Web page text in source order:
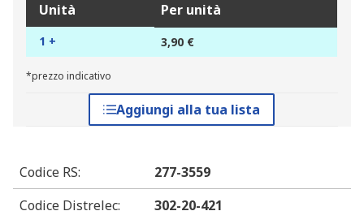
Unità Per unità
1 + 3,90 €
*prezzo indicativo
Aggiungi alla tua lista
Codice RS:
277-3559
Codice Distrelec:
302-20-421